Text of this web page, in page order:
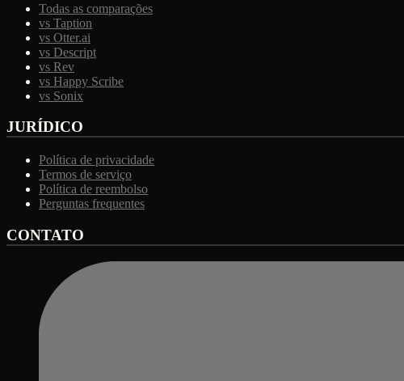
Todas as comparações
vs Taption
vs Otter.ai
vs Descript
vs Rev
vs Happy Scribe
vs Sonix
JURÍDICO
Política de privacidade
Termos de serviço
Política de reembolso
Perguntas frequentes
CONTATO